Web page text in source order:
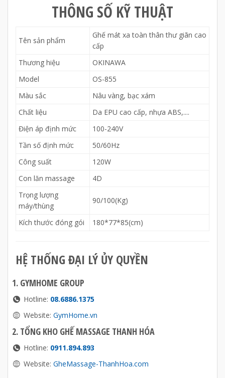
THÔNG SỐ KỸ THUẬT
Tên sản phẩm
Ghế mát xa toàn thân thư giãn cao
cấp
Thương hiệu
OKINAWA
Model
OS-855
Màu sắc
Nâu vàng, bạc xám
Chất liệu
Da EPU cao cấp, nhựa ABS,....
Điện áp định mức
100-240V
Tần số định mức
50/60Hz
Công suất
120W
Con lăn massage
4D
Trọng lượng
máy/thùng
90/100(Kg)
Kích thước đóng gói 180*77*85(cm)
HỆ THỐNG ĐẠI LÝ ỦY QUYỀN
1. GYMHOME GROUP
Hotline: 08.6886.1375
Website: GymHome.vn
2. TỔNG KHO GHẾ MASSAGE THANH HÓA
Hotline: 0911.894.893
Website: GheMassage-ThanhHoa.com